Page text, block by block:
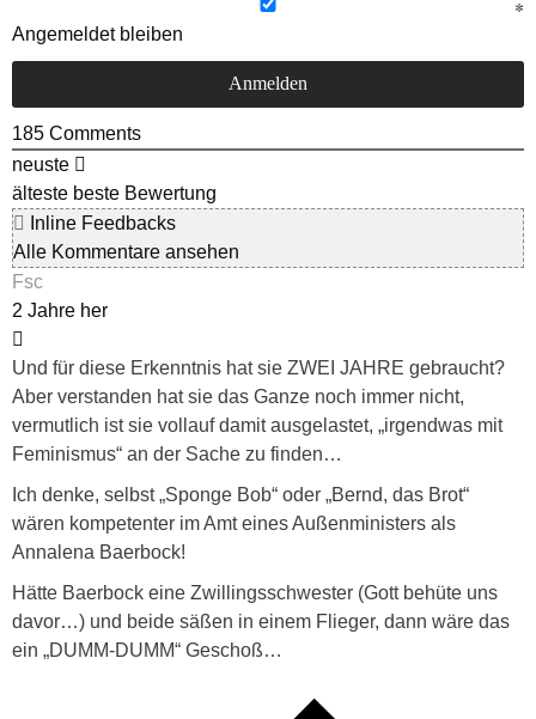
Angemeldet bleiben
185 Comments
neuste
älteste beste Bewertung
Inline Feedbacks
Alle Kommentare ansehen
Fsc
2 Jahre her
Und für diese Erkenntnis hat sie ZWEI JAHRE gebraucht?
Aber verstanden hat sie das Ganze noch immer nicht,
vermutlich ist sie vollauf damit ausgelastet, „irgendwas mit
Feminismus“ an der Sache zu finden…
Ich denke, selbst „Sponge Bob“ oder „Bernd, das Brot“
wären kompetenter im Amt eines Außenministers als
Annalena Baerbock!
Hätte Baerbock eine Zwillingsschwester (Gott behüte uns
davor…) und beide säßen in einem Flieger, dann wäre das
ein „DUMM-DUMM“ Geschoß…